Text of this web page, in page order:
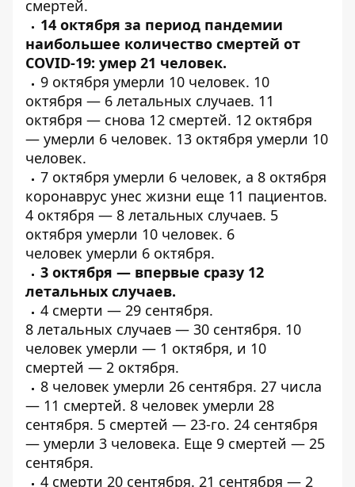
смертей.
14 октября за период пандемии
наибольшее количество смертей от
COVID-19: умер 21 человек.
9 октября умерли 10 человек. 10
октября — 6 летальных случаев. 11
октября — снова 12 смертей. 12 октября
— умерли 6 человек. 13 октября умерли 10
человек.
7 октября умерли 6 человек, а 8 октября
коронаврус унес жизни еще 11 пациентов.
4 октября — 8 летальных случаев. 5
октября умерли 10 человек. 6
человек умерли 6 октября.
3 октября — впервые сразу 12
летальных случаев.
4 смерти — 29 сентября.
8 летальных случаев — 30 сентября. 10
человек умерли — 1 октября, и 10
смертей — 2 октября.
8 человек умерли 26 сентября. 27 числа
— 11 смертей. 8 человек умерли 28
сентября. 5 смертей — 23-го. 24 сентября
— умерли 3 человека. Еще 9 смертей — 25
сентября.
4 смерти 20 сентября. 21 сентября — 2